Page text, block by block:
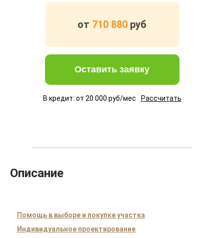
от 710 880 руб
Оставить заявку
В кредит: от 20 000 руб/мес Рассчитать
Описание
Помощь в выборе и покупке участка
Индивидуальное проектирование